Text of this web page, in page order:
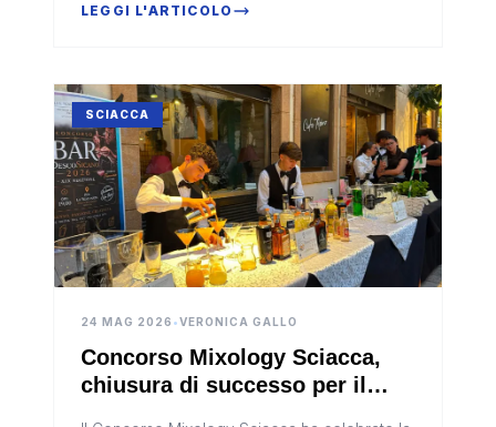
volontà espresse dal bene...
LEGGI L'ARTICOLO
SCIACCA
24 MAG 2026 •VERONICA GALLO
Concorso Mixology Sciacca,
chiusura di successo per il